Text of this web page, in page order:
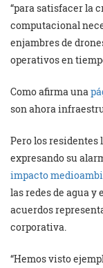
“para satisfacer la
computacional
enjambres de
operativos en
Como afirma una
son ahora
Pero los residentes
expresando su
impacto
las redes de agua y
acuerdos
corporativa.
“Hemos visto